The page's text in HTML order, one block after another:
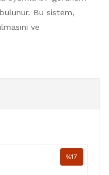
bulunur. Bu sistem,
ve
%17